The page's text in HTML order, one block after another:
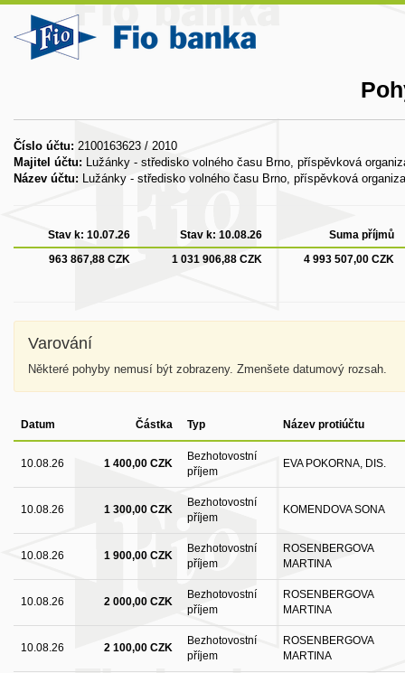
Číslo účtu: 2100163623 / 2010
Majitel účtu: Lužánky - středisko volného času Brno, příspěvková
Název účtu: Lužánky - středisko volného času Brno, příspěvková
Stav k: 10.07.26 Stav k: 10.08.26
Suma příjmů
963 867,88 CZK
1 031 906,88 CZK 4 993 507,00 CZK
Varování
Některé pohyby nemusí být zobrazeny. Zmenšete datumový rozsah.
Datum Částka Typ Název protiúčtu
10.08.26 1 400,00 CZK
Bezhotovostní
příjem
EVA POKORNA, DIS.
10.08.26 1 300,00 CZK
Bezhotovostní
příjem
KOMENDOVA SONA
10.08.26 1 900,00 CZK
Bezhotovostní
příjem
ROSENBERGOVA
MARTINA
10.08.26 2 000,00 CZK
Bezhotovostní
příjem
ROSENBERGOVA
MARTINA
10.08.26 2 100,00 CZK
Bezhotovostní
příjem
ROSENBERGOVA
MARTINA